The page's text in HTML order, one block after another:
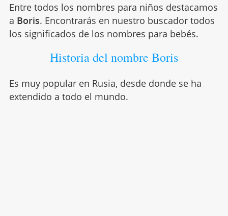
Entre todos los nombres para niños destacamos
a Boris. Encontrarás en nuestro buscador todos
los significados de los nombres para bebés.
Historia del nombre Boris
Es muy popular en Rusia, desde donde se ha
extendido a todo el mundo.